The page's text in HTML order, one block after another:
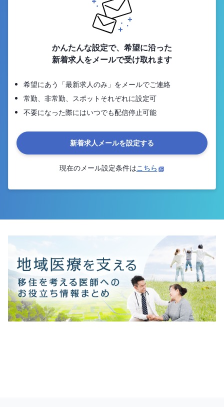
かんたんな設定で、希望に沿った
新着求人をメールで受け取れます
希望にあう「最新求人のみ」をメールでご連絡
常勤、非常勤、スポットそれぞれに設定可
不要になった際にはいつでも配信停止可能
新着求人メールを設定する
現在のメール設定条件はこちら